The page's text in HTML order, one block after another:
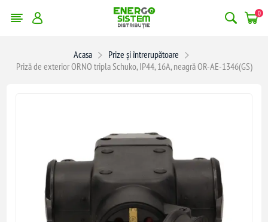
0
Acasa
Prize și întrerupătoare
Priză de exterior ORNO tripla Schuko, IP44, 16A, neagră OR-AE-1346(GS)